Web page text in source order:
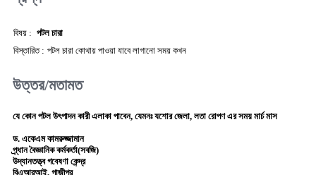
বিষয় : পটল চারা
বিস্তারিত : পটল চারা কোথায় পাওয়া যাবে লাগানো সময় কখন
উত্তর/মতামত
যে কোন পটল উৎপাদন কারী এলাকা পাবেন, যেমনঃ যশোর জেলা, লতা রোপণ এর সময় মার্চ মাস
ড. একেএম কামরুজ্জামান
প্র্ধান বৈজ্ঞানিক কর্মকর্তা(সবজি)
উদ্যানতত্ত্ব গবেষণা কেন্দ্র
বিএআরআই, গাজীপুর